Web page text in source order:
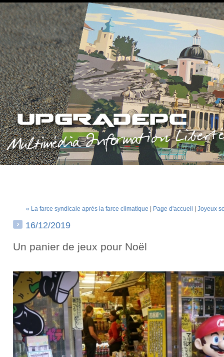
« La farce syndicale après la farce climatique Page d'accueil Joyeux
16/12/2019
Un panier de jeux pour Noël